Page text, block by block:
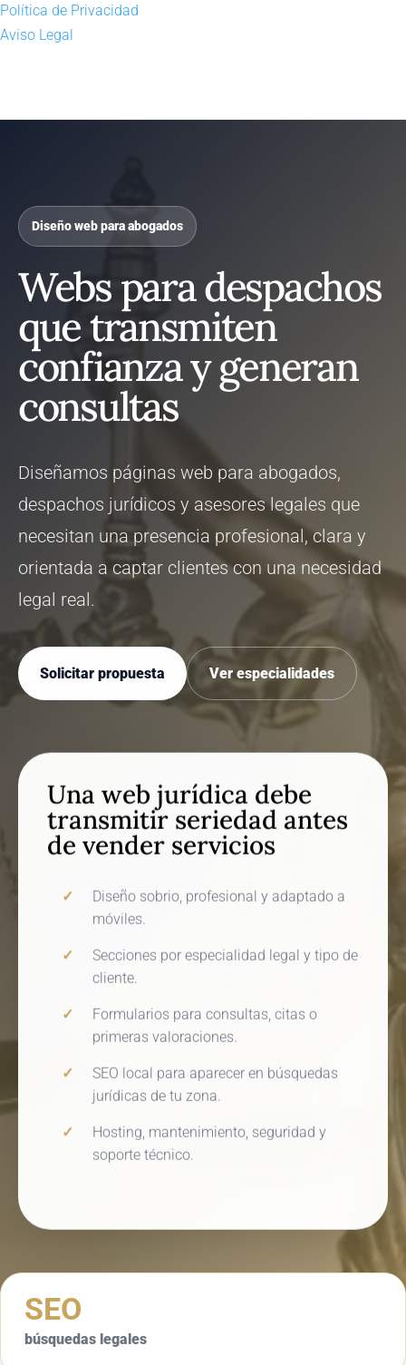
Política de Privacidad
Aviso Legal
Diseño web para abogados
Webs para despachos
que transmiten
confianza y generan
consultas
Diseñamos páginas web para abogados,
despachos jurídicos y asesores legales que
necesitan una presencia profesional, clara y
orientada a captar clientes con una necesidad
legal real.
Solicitar propuesta Ver especialidades
Una web jurídica debe
transmitir seriedad antes
de vender servicios
Diseño sobrio, profesional y adaptado a
móviles.
Secciones por especialidad legal y tipo de
cliente.
Formularios para consultas, citas o
primeras valoraciones.
SEO local para aparecer en búsquedas
jurídicas de tu zona.
Hosting, mantenimiento, seguridad y
soporte técnico.
SEO
búsquedas legales